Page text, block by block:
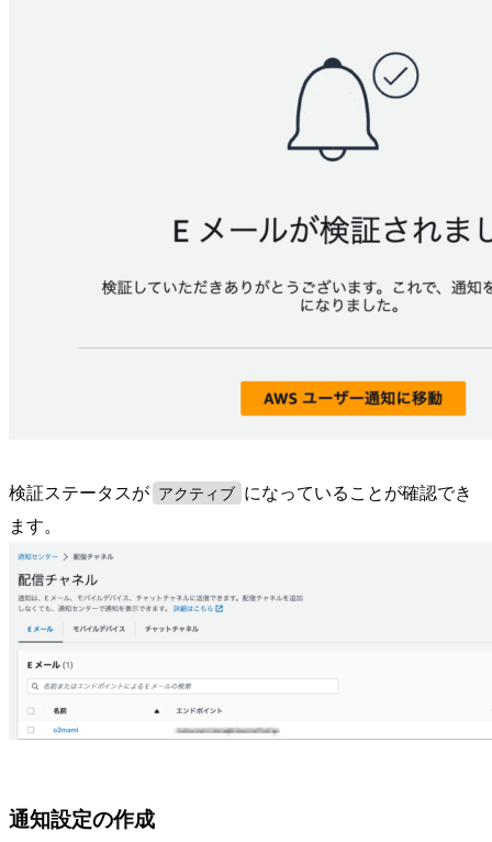
検証ステータスが アクティブ になっていることが確認でき
ます。
通知設定の作成